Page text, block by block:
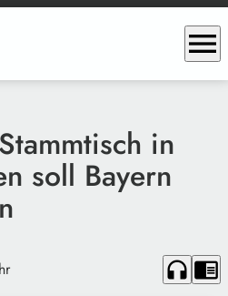
menu
in
soll Bayern
headphones chrome_reader_mode